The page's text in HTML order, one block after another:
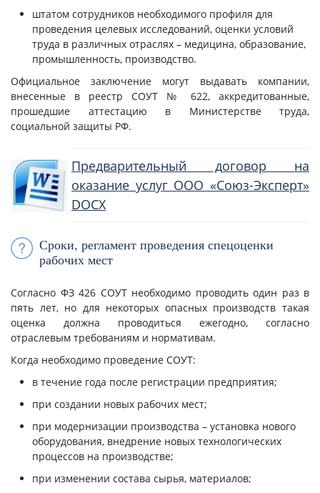
штатом сотрудников необходимого профиля для
проведения целевых исследований, оценки условий
труда в различных отраслях – медицина, образование,
промышленность, производство.
Официальное заключение могут выдавать компании,
внесенные в реестр СОУТ № 622, аккредитованные,
прошедшие аттестацию в Министерстве труда,
социальной защиты РФ.
Предварительный договор на
оказание услуг ООО «Союз-Эксперт»
DOCX
Сроки, регламент проведения спецоценки
рабочих мест
Согласно ФЗ 426 СОУТ необходимо проводить один раз в
пять лет, но для некоторых опасных производств такая
оценка должна проводиться ежегодно, согласно
отраслевым требованиям и нормативам.
Когда необходимо проведение СОУТ:
в течение года после регистрации предприятия;
при создании новых рабочих мест;
при модернизации производства – установка нового
оборудования, внедрение новых технологических
процессов на производстве;
при изменении состава сырья, материалов;